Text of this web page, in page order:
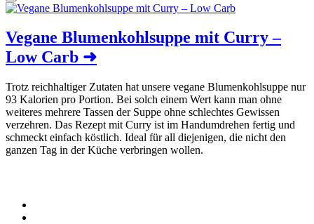
Vegane Blumenkohlsuppe mit Curry –
Low Carb ➜
Trotz reichhaltiger Zutaten hat unsere vegane Blumenkohlsuppe nur
93 Kalorien pro Portion. Bei solch einem Wert kann man ohne
weiteres mehrere Tassen der Suppe ohne schlechtes Gewissen
verzehren. Das Rezept mit Curry ist im Handumdrehen fertig und
schmeckt einfach köstlich. Ideal für all diejenigen, die nicht den
ganzen Tag in der Küche verbringen wollen.